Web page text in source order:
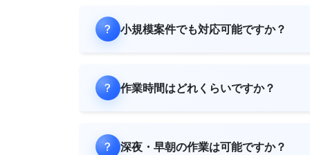
小規模案件でも対応可能ですか？
作業時間はどれくらいですか？
深夜・早朝の作業は可能ですか？